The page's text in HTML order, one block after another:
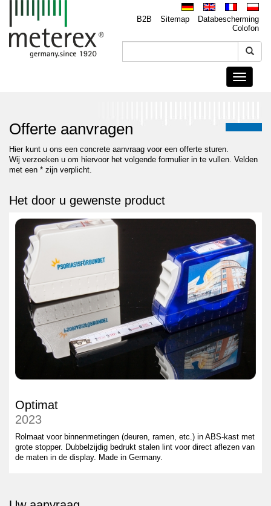
B2B Sitemap
Databescherming
Colofon
Toggle
Offerte aanvragen
Hier kunt u ons een concrete aanvraag voor een offerte sturen.
Wij verzoeken u om hiervoor het volgende formulier in te vullen. Velden
met een * zijn verplicht.
Het door u gewenste product
Optimat
2023
Rolmaat voor binnenmetingen (deuren, ramen, etc.) in ABS-kast met
grote stopper. Dubbelzijdig bedrukt stalen lint voor direct aflezen van
de maten in de display. Made in Germany.